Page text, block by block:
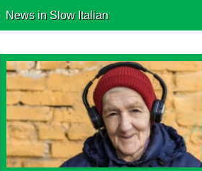
News in Slow Italian